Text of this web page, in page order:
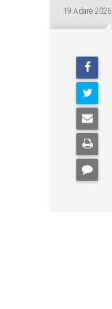
19 Adare 2026